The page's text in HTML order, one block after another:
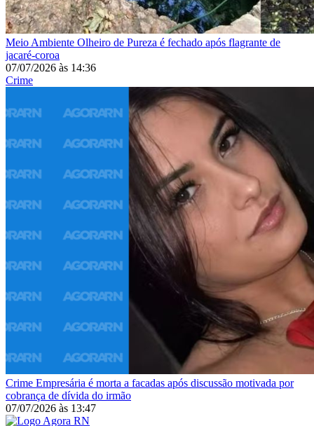
Meio Ambiente Olheiro de Pureza é fechado após flagrante de
jacaré-coroa
07/07/2026 às 14:36
Crime
Crime Empresária é morta a facadas após discussão motivada por
cobrança de dívida do irmão
07/07/2026 às 13:47